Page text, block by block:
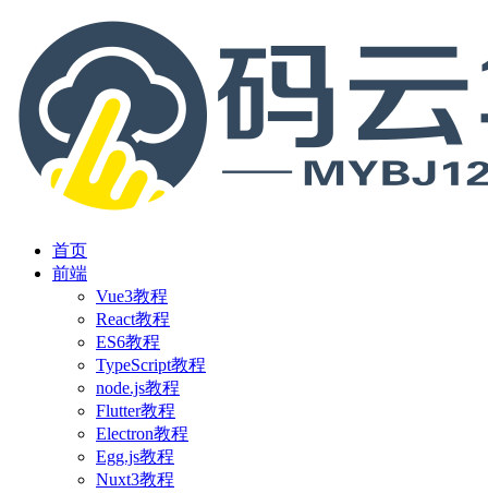
首页
前端
Vue3教程
React教程
ES6教程
TypeScript教程
node.js教程
Flutter教程
Electron教程
Egg.js教程
Nuxt3教程